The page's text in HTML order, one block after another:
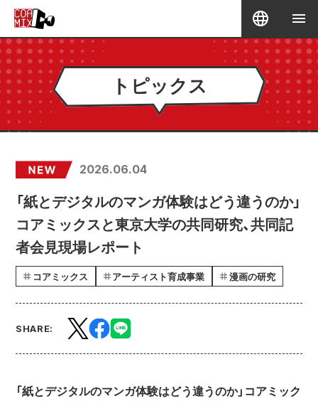
トピックス
2026.06.04
「紙とデジタルのマンガ体験はどう違うのか」
コアミックスと東京大学の共同研究、共同記
者会見現場レポート
コアミックス アーティスト育成事業 漫画の研究
SHARE:
「紙とデジタルのマンガ体験はどう違うのか」コアミック